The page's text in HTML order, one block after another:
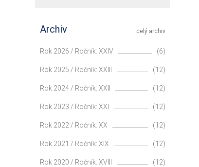
celý archiv
Archiv
Rok 2026 / Ročník: XXIV (6)
Rok 2025 / Ročník: XXIII (12)
Rok 2024 / Ročník: XXII (12)
Rok 2023 / Ročník: XXI (12)
Rok 2022 / Ročník: XX (12)
Rok 2021 / Ročník: XIX (12)
Rok 2020 / Ročník: XVIII (12)